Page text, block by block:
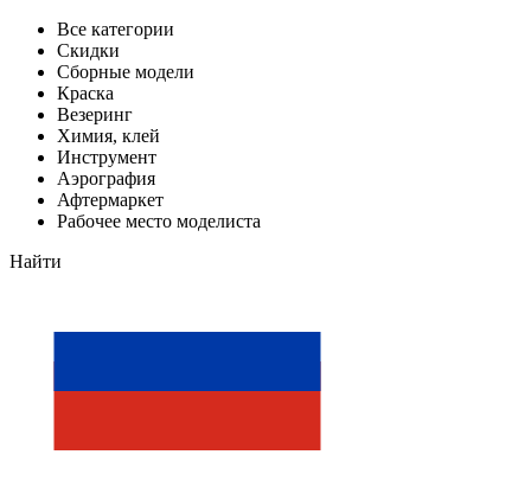
Все категории
Скидки
Сборные модели
Краска
Везеринг
Химия, клей
Инструмент
Аэрография
Афтермаркет
Рабочее место моделиста
Найти